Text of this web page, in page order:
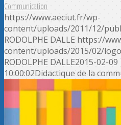
Communication
https://www.aeciut.fr/wp-
content/uploads/2011/12/
RODOLPHE DALLE https://
content/uploads/2015/02/
RODOLPHE DALLE2015-02-09
10:00:02Didactique de la